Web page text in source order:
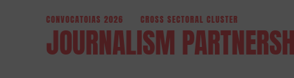
Ir directamente al contenido
CONVOCATOIAS 2026 CROSS SECTORAL CLUSTER
JOURNALISM